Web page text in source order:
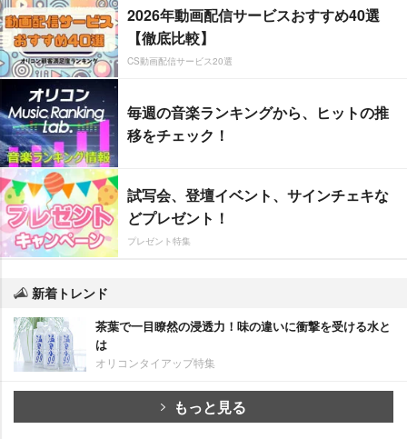
2026年動画配信サービスおすすめ40選
【徹底比較】
CS動画配信サービス20選
毎週の音楽ランキングから、ヒットの推
移をチェック！
試写会、登壇イベント、サインチェキな
どプレゼント！
プレゼント特集
新着トレンド
茶葉で一目瞭然の浸透力！味の違いに衝撃を受ける水と
は
オリコンタイアップ特集
もっと見る